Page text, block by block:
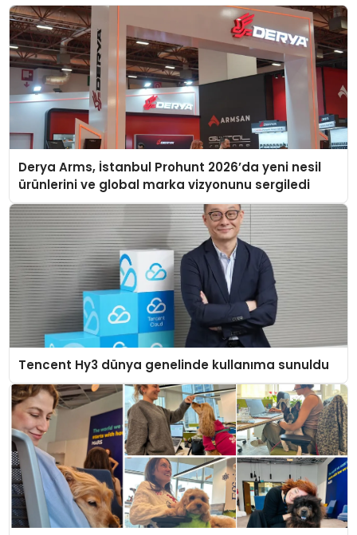
Derya Arms, İstanbul Prohunt 2026’da yeni nesil
ürünlerini ve global marka vizyonunu sergiledi
Tencent Hy3 dünya genelinde kullanıma sunuldu